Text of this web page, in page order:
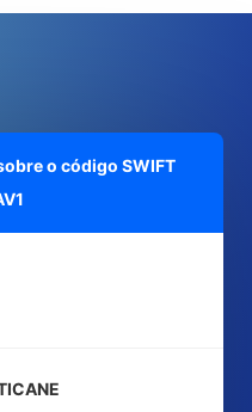
o código SWIFT